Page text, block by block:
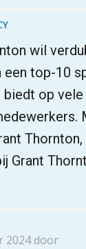
wil
een top-10
biedt op
Grant
2024 door